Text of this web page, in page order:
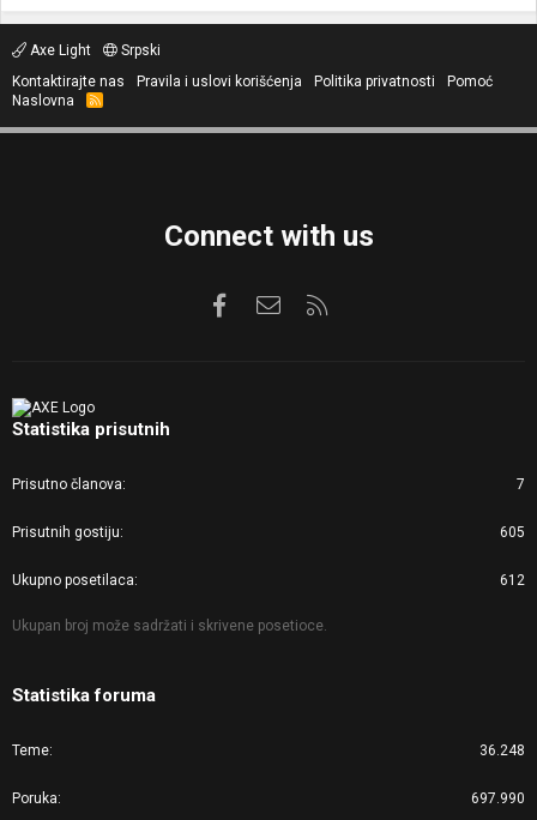
Axe Light
Srpski
Kontaktirajte nas
Pravila i uslovi korišćenja Politika privatnosti
Pomoć
Naslovna
R
S
Connect with us
FacebookKontaktirajte nas
Statistika prisutnih
Prisutno članova 7
Prisutnih gostiju 605
Ukupno posetilaca 612
Ukupan broj može sadržati i skrivene posetioce.
Statistika foruma
Teme 36.248
Poruka 697.990